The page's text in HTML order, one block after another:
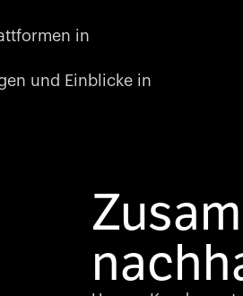
in
und Einblicke in